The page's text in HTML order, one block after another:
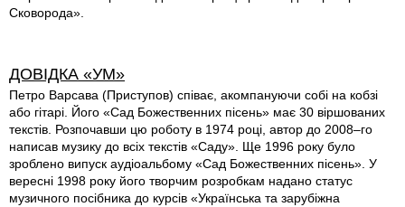
Сковорода».
ДОВІДКА «УМ»
Петро Варсава (Приступов) співає, акомпануючи собі на кобзі
або гітарі. Його «Сад Божественних пісень» має 30 віршованих
текстів. Розпочавши цю роботу в 1974 році, автор до 2008–го
написав музику до всіх текстів «Саду». Ще 1996 року було
зроблено випуск аудіоальбому «Сад Божественних пісень». У
вересні 1998 року його творчим розробкам надано статус
музичного посібника до курсів «Українська та зарубіжна